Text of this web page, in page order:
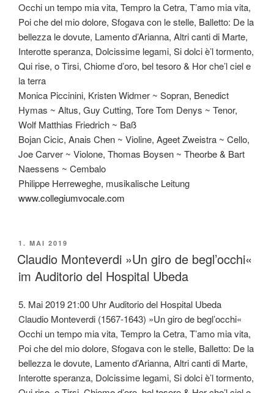
Occhi un tempo mia vita, Tempro la Cetra, T’amo mia vita,
Poi che del mio dolore, Sfogava con le stelle, Balletto: De la
bellezza le dovute, Lamento d’Arianna, Altri canti di Marte,
Interotte speranza, Dolcissime legami, Si dolci è’l tormento,
Qui rise, o Tirsi, Chiome d’oro, bel tesoro & Hor che’l ciel e
la terra
Monica Piccinini, Kristen Widmer ~ Sopran, Benedict
Hymas ~ Altus, Guy Cutting, Tore Tom Denys ~ Tenor,
Wolf Matthias Friedrich ~ Baß
Bojan Cicic, Anais Chen ~ Violine, Ageet Zweistra ~ Cello,
Joe Carver ~ Violone, Thomas Boysen ~ Theorbe & Bart
Naessens ~ Cembalo
Philippe Herreweghe, musikalische Leitung
www.collegiumvocale.com
VERÖFFENTLICHT
AM
1. MAI 2019
Claudio Monteverdi »Un giro de begl’occhi«
im Auditorio del Hospital Ubeda
5. Mai 2019 21:00 Uhr Auditorio del Hospital Ubeda
Claudio Monteverdi (1567-1643) »Un giro de begl’occhi«
Occhi un tempo mia vita, Tempro la Cetra, T’amo mia vita,
Poi che del mio dolore, Sfogava con le stelle, Balletto: De la
bellezza le dovute, Lamento d’Arianna, Altri canti di Marte,
Interotte speranza, Dolcissime legami, Si dolci è’l tormento,